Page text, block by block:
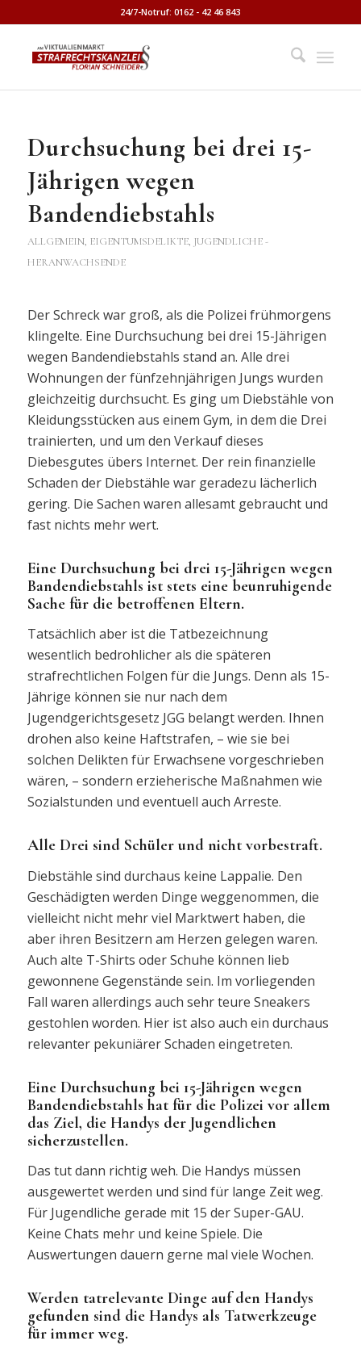
24/7-Notruf: 0162 - 42 46 843
Durchsuchung bei drei 15-
Jährigen wegen
Bandendiebstahls
ALLGEMEIN, EIGENTUMSDELIKTE, JUGENDLICHE -
HERANWACHSENDE
Der Schreck war groß, als die Polizei frühmorgens
klingelte. Eine Durchsuchung bei drei 15-Jährigen
wegen Bandendiebstahls stand an. Alle drei
Wohnungen der fünfzehnjährigen Jungs wurden
gleichzeitig durchsucht. Es ging um Diebstähle von
Kleidungsstücken aus einem Gym, in dem die Drei
trainierten, und um den Verkauf dieses
Diebesgutes übers Internet. Der rein finanzielle
Schaden der Diebstähle war geradezu lächerlich
gering. Die Sachen waren allesamt gebraucht und
fast nichts mehr wert.
Eine Durchsuchung bei drei 15-Jährigen wegen
Bandendiebstahls ist stets eine beunruhigende
Sache für die betroffenen Eltern.
Tatsächlich aber ist die Tatbezeichnung
wesentlich bedrohlicher als die späteren
strafrechtlichen Folgen für die Jungs. Denn als 15-
Jährige können sie nur nach dem
Jugendgerichtsgesetz JGG belangt werden. Ihnen
drohen also keine Haftstrafen, – wie sie bei
solchen Delikten für Erwachsene vorgeschrieben
wären, – sondern erzieherische Maßnahmen wie
Sozialstunden und eventuell auch Arreste.
Alle Drei sind Schüler und nicht vorbestraft.
Diebstähle sind durchaus keine Lappalie. Den
Geschädigten werden Dinge weggenommen, die
vielleicht nicht mehr viel Marktwert haben, die
aber ihren Besitzern am Herzen gelegen waren.
Auch alte T-Shirts oder Schuhe können lieb
gewonnene Gegenstände sein. Im vorliegenden
Fall waren allerdings auch sehr teure Sneakers
gestohlen worden. Hier ist also auch ein durchaus
relevanter pekuniärer Schaden eingetreten.
Eine Durchsuchung bei 15-Jährigen wegen
Bandendiebstahls hat für die Polizei vor allem
das Ziel, die Handys der Jugendlichen
sicherzustellen.
Das tut dann richtig weh. Die Handys müssen
ausgewertet werden und sind für lange Zeit weg.
Für Jugendliche gerade mit 15 der Super-GAU.
Keine Chats mehr und keine Spiele. Die
Auswertungen dauern gerne mal viele Wochen.
Werden tatrelevante Dinge auf den Handys
gefunden sind die Handys als Tatwerkzeuge
für immer weg.